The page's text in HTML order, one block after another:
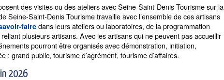
des visites ou des ateliers avec Seine-Saint-Denis Tourisme sur la
Seine-Saint-Denis Tourisme travaille avec l’ensemble de ces artisans
faire dans leurs ateliers ou laboratoires, de la programmation
plusieurs artisans. Avec les artisans qui ne peuvent pas accueillir
pourront être organisés avec démonstration, initiation,
: grand public, tourisme d’agrément, tourisme d’affaires.
2026